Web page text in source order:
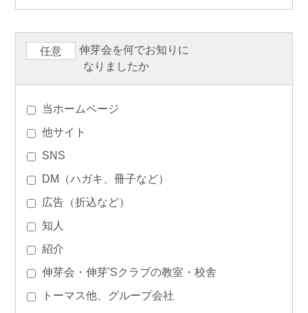
任意
伸芽会を何でお知りに
なりましたか
当ホームページ
他サイト
SNS
DM（ハガキ、冊子など）
広告（折込など）
知人
紹介
伸芽会・伸芽'Sクラブの教室・校舎
トーマス他、グループ会社